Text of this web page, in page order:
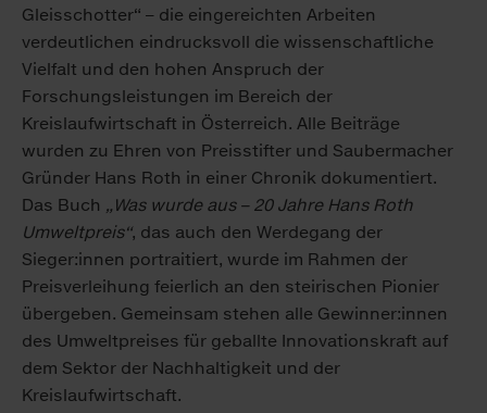
Gleisschotter“ – die eingereichten Arbeiten
verdeutlichen eindrucksvoll die wissenschaftliche
Vielfalt und den hohen Anspruch der
Forschungsleistungen im Bereich der
Kreislaufwirtschaft in Österreich. Alle Beiträge
wurden zu Ehren von Preisstifter und Saubermacher
Gründer Hans Roth in einer Chronik dokumentiert.
Das Buch „Was wurde aus – 20 Jahre Hans Roth
Umweltpreis“, das auch den Werdegang der
Sieger:innen portraitiert, wurde im Rahmen der
Preisverleihung feierlich an den steirischen Pionier
übergeben. Gemeinsam stehen alle Gewinner:innen
des Umweltpreises für geballte Innovationskraft auf
dem Sektor der Nachhaltigkeit und der
Kreislaufwirtschaft.